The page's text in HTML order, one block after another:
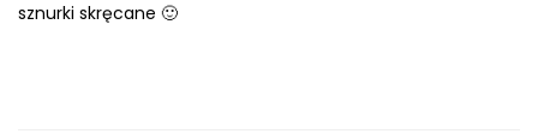
sznurki skręcane 🙂